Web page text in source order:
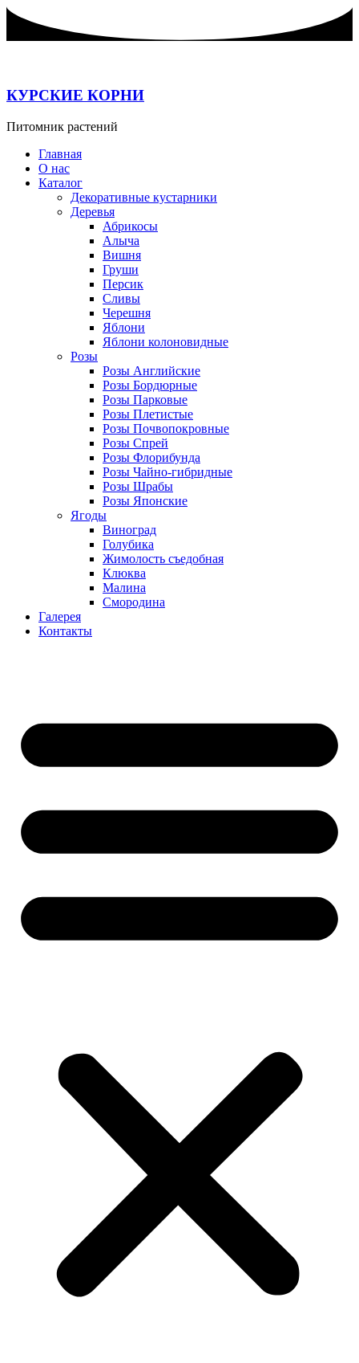
Перейти
содержимому
КУРСКИЕ КОРНИ
Питомник растений
Главная
О нас
Каталог
Декоративные кустарники
Деревья
Абрикосы
Алыча
Вишня
Груши
Персик
Сливы
Черешня
Яблони
Яблони колоновидные
Розы
Розы Английские
Розы Бордюрные
Розы Парковые
Розы Плетистые
Розы Почвопокровные
Розы Спрей
Розы Флорибунда
Розы Чайно-гибридные
Розы Шрабы
Розы Японские
Ягоды
Виноград
Голубика
Жимолость съедобная
Клюква
Малина
Смородина
Галерея
Контакты